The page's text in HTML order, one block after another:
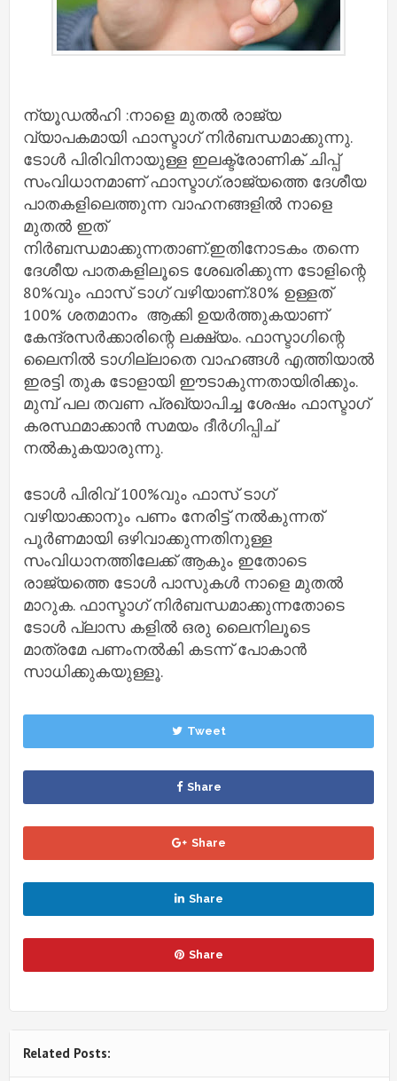
ന്യൂഡൽഹി :നാളെ മുതൽ രാജ്യ
വ്യാപകമായി ഫാസ്ടാഗ് നിർബന്ധമാക്കുന്നു.
ടോൾ പിരിവിനായുള്ള ഇലക്ട്രോണിക് ചിപ്പ്
സംവിധാനമാണ് ഫാസ്ടാഗ്.രാജ്യത്തെ ദേശീയ
പാതകളിലെത്തുന്ന വാഹനങ്ങളിൽ നാളെ
മുതൽ ഇത്
നിർബന്ധമാക്കുന്നതാണ്.ഇതിനോടകം തന്നെ
ദേശീയ പാതകളിലൂടെ ശേഖരിക്കുന്ന ടോളിന്റെ
80%വും ഫാസ് ടാഗ് വഴിയാണ്.80% ഉള്ളത്
100% ശതമാനം ആക്കി ഉയർത്തുകയാണ്
കേന്ദ്രസർക്കാരിന്റെ ലക്ഷ്യം. ഫാസ്ടാഗിന്റെ
ലൈനിൽ ടാഗില്ലാതെ വാഹങ്ങൾ എത്തിയാൽ
ഇരട്ടി തുക ടോളായി ഈടാകുന്നതായിരിക്കും.
മുമ്പ് പല തവണ പ്രഖ്യാപിച്ച ശേഷം ഫാസ്ടാഗ്
കരസ്ഥമാക്കാൻ സമയം ദീർഗിപ്പിച്
നൽകുകയാരുന്നു.
ടോൾ പിരിവ് 100%വും ഫാസ് ടാഗ്
വഴിയാക്കാനും പണം നേരിട്ട് നൽകുന്നത്
പൂർണമായി ഒഴിവാക്കുന്നതിനുള്ള
സംവിധാനത്തിലേക്ക് ആകും ഇതോടെ
രാജ്യത്തെ ടോൾ പാസുകൾ നാളെ മുതൽ
മാറുക. ഫാസ്ടാഗ് നിർബന്ധമാക്കുന്നതോടെ
ടോൾ പ്ലാസ കളിൽ ഒരു ലൈനിലൂടെ
മാത്രമേ പണംനൽകി കടന്ന് പോകാൻ
സാധിക്കുകയുള്ളൂ.
Tweet
Share
Share
Share
Share
Related Posts: